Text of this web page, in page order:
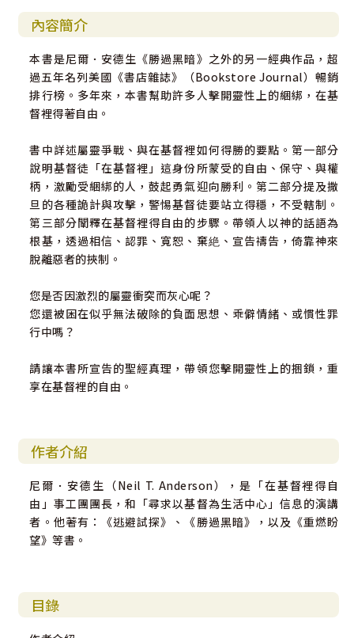
內容簡介
本書是尼爾．安德生《勝過黑暗》之外的另一經典作品，超
過五年名列美國《書店雜誌》（Bookstore Journal）暢銷
排行榜。多年來，本書幫助許多人擊開靈性上的綑綁，在基
督裡得著自由。
書中詳述屬靈爭戰、與在基督裡如何得勝的要點。第一部分
說明基督徒「在基督裡」這身份所蒙受的自由、保守、與權
柄，激勵受綑綁的人，鼓起勇氣迎向勝利。第二部分提及撒
旦的各種詭計與攻擊，警惕基督徒要站立得穩，不受轄制。
第三部分闡釋在基督裡得自由的步驟。帶領人以神的話語為
根基，透過相信、認罪、寬恕、棄絶、宣告禱告，倚靠神來
脫離惡者的挾制。
您是否因激烈的屬靈衝突而灰心呢？
您還被困在似乎無法破除的負面思想、乖僻情緒、或慣性罪
行中嗎？
請讓本書所宣告的聖經真理，帶領您擊開靈性上的捆鎖，重
享在基督裡的自由。
作者介紹
尼爾．安德生（Neil T. Anderson），是「在基督裡得自
由」事工團團長，和「尋求以基督為生活中心」信息的演講
者。他著有：《逃避試探》、《勝過黑暗》，以及《重燃盼
望》等書。
目錄